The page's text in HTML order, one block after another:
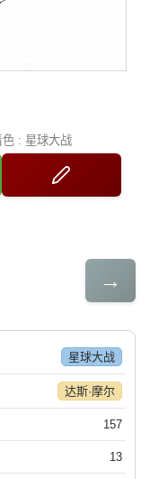
色 : 星球大战
→
星球大战
达斯·摩尔
157
13